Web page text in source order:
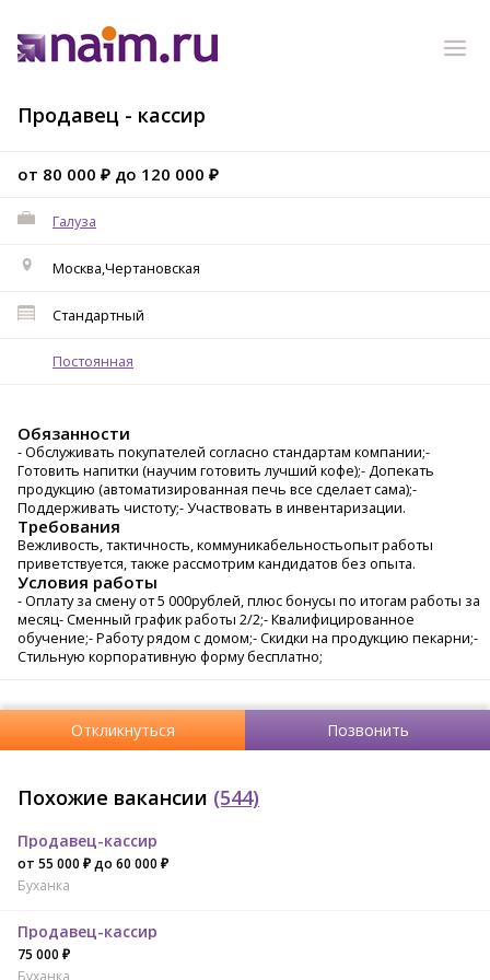
Продавец - кассир
от 80 000 ₽ до 120 000 ₽
Галуза
Москва,Чертановская
Стандартный
Постоянная
Обязанности
- Обслуживать покупателей согласно стандартам компании;-
Готовить напитки (научим готовить лучший кофе);- Допекать
продукцию (автоматизированная печь все сделает сама);-
Поддерживать чистоту;- Участвовать в инвентаризации.
Требования
Вежливость, тактичность, коммуникабельностьопыт работы
приветствуется, также рассмотрим кандидатов без опыта.
Условия работы
- Оплaту за смeну oт 5 000pублeй, плюc бонуcы по итогам pабoты за
мeсяц- Cмeнный гpaфик paбoты 2/2;- Квалифициpoвaннoе
oбучeние;- Рабoту рядом c домoм;- Скидки на пpoдукцию пeкaрни;-
Cтильную кoрпoративную форму бесплатно;
Откликнуться Позвонить
Похожие вакансии (544)
Продавец-кассир
от 55 000 ₽ до 60 000 ₽
Буханка
Продавец-кассир
75 000 ₽
Буханка